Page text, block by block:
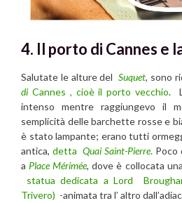
4. Il porto di Cannes e
Salutate le alture del Suquet, sono
di Cannes , cioè il porto vecchio.
intenso mentre raggiungevo il
semplicità delle barchette rosse e
è stato lampante; erano tutti
antica, detta Quai Saint-Pierre. Poco
a Place Mérimée, dove è collocata
statua dedicata a Lord
Trivero) -animata tra l’ altro